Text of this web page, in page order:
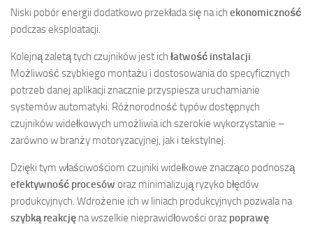
Niski pobór energii dodatkowo przekłada się na ich ekonomiczność
podczas eksploatacji.
Kolejną zaletą tych czujników jest ich łatwość instalacji.
Możliwość szybkiego montażu i dostosowania do specyficznych
potrzeb danej aplikacji znacznie przyspiesza uruchamianie
systemów automatyki. Różnorodność typów dostępnych
czujników widełkowych umożliwia ich szerokie wykorzystanie –
zarówno w branży motoryzacyjnej, jak i tekstylnej.
Dzięki tym właściwościom czujniki widełkowe znacząco podnoszą
efektywność procesów oraz minimalizują ryzyko błędów
produkcyjnych. Wdrożenie ich w liniach produkcyjnych pozwala na
szybką reakcję na wszelkie nieprawidłowości oraz poprawę